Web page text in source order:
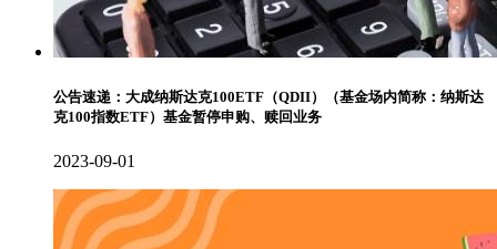
公告速递：大成纳斯达克100ETF（QDII）（基金场内简称：纳斯达
克100指数ETF）基金暂停申购、赎回业务
2023-09-01